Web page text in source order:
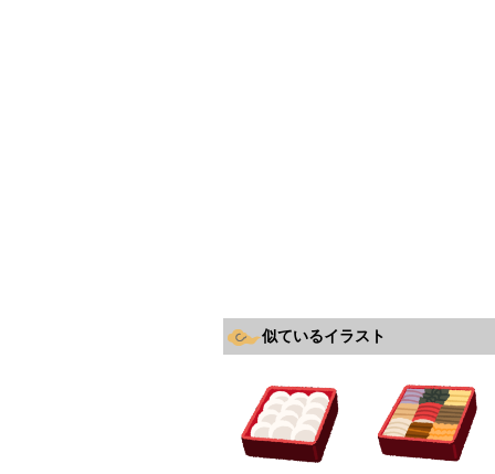
似ているイラスト